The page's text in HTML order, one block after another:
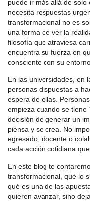
puede ir más allá de
necesita respuestas
transformacional no es
una forma de ver la
filosofía que atraviesa
encuentra su fuerza en
consciente con su entorno.
En las universidades, en
personas dispuestas a
espera de ellas.
empieza cuando se tiene
decisión de generar un
piensa y se crea. No
egresado, docente o
cada acción cotidiana
En este blog te
transformacional, qué lo
qué es una de las
quieren avanzar, sino